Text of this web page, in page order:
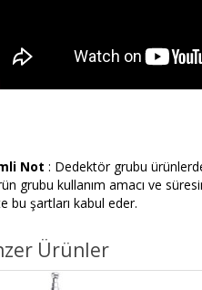
Not : Dedektör grubu
grubu kullanım amacı ve
bu şartları kabul eder.
Ürünler